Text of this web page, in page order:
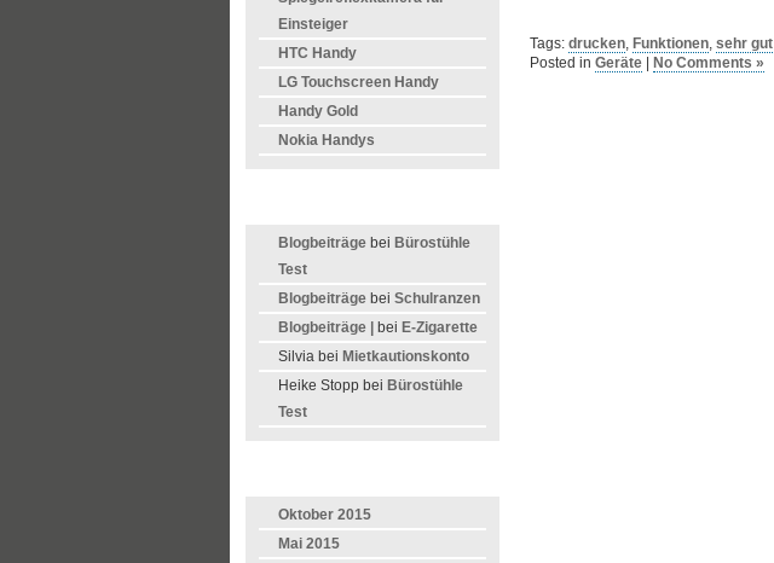
Einsteiger
HTC Handy
LG Touchscreen Handy
Handy Gold
Nokia Handys
Blogbeiträge bei Bürostühle
Test
Blogbeiträge bei Schulranzen
Blogbeiträge |
bei E-Zigarette
Silvia bei Mietkautionskonto
Heike Stopp bei Bürostühle
Test
Oktober 2015
Mai 2015
Tags: drucken, Funktionen, sehr gut
Posted in Geräte No Comments »